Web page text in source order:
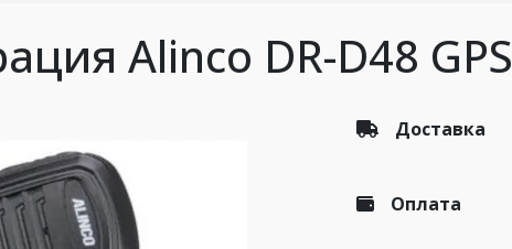
Alinco DR-D48 GPS
Доставка
Оплата